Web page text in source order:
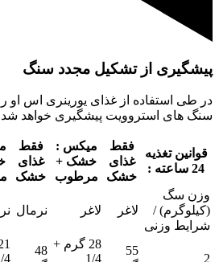
پیشگیری از تشکیل مجدد سنگ
در طی استفاده از غذای یورینری اس او
سنگ های استروویت پیشگیری خواهد
قوانین تغذیه
24 ساعته :
فقط
غذای
خشک
میکس :
خشک +
مرطوب
فقط
غذای
خشک
وزن سگ
(کیلوگرم) /
شرایط وزنی
لاغر لاغر نرمال
2
55
28 گرم +
1/4
48
4